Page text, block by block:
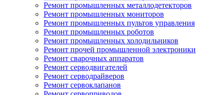
Ремонт промышленных металлодетекторов
Ремонт промышленных мониторов
Ремонт промышленных пультов управления
Ремонт промышленных роботов
Ремонт промышленных холодильников
Ремонт прочей промышленной электроники
Ремонт сварочных аппаратов
Ремонт серводвигателей
Ремонт серводрайверов
Ремонт сервоклапанов